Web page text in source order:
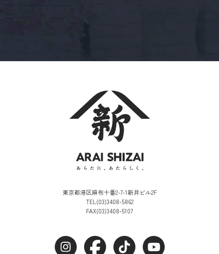
東京都港区麻布十番2-7-1新井ビル2F
TEL(03)3408-5862
FAX(03)3408-5107